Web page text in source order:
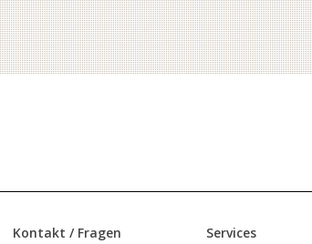
Kontakt / Fragen Services